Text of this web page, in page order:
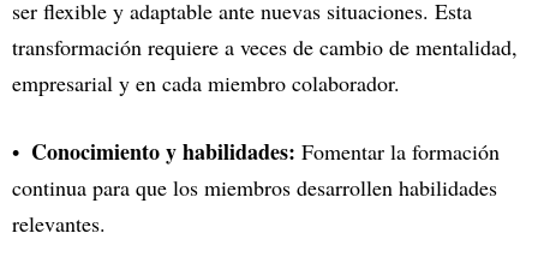
ser flexible y adaptable ante nuevas situaciones. Esta
transformación requiere a veces de cambio de mentalidad,
empresarial y en cada miembro colaborador.
Conocimiento y habilidades: Fomentar la formación
continua para que los miembros desarrollen habilidades
relevantes.